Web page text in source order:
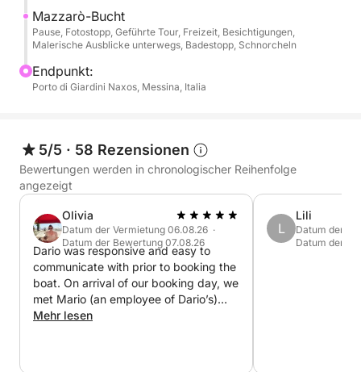
kostenlosen Prosecco zu genießen.
Mazzarò-Bucht
Pause, Fotostopp, Geführte Tour, Freizeit, Besichtigungen,
Malerische Ausblicke unterwegs, Badestopp, Schnorcheln
Endpunkt:
Porto di Giardini Naxos, Messina, Italia
5/5 · 58 Rezensionen
Bewertungen werden in chronologischer Reihenfolge
angezeigt
Olivia
Datum der Vermietung 06.08.26 ·
Datum der Bewertung 07.08.26
Dario was responsive and easy to
communicate with prior to booking the
boat. On arrival of our booking day, we
met Mario (an employee of Dario’s)
who explained the
Mehr lesen
L
Lili
Datum der
Datum der